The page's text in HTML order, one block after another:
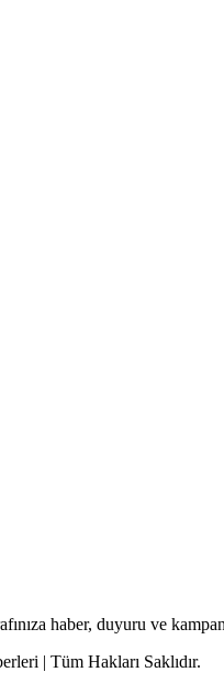
haber, duyuru ve
| Tüm Hakları Saklıdır.